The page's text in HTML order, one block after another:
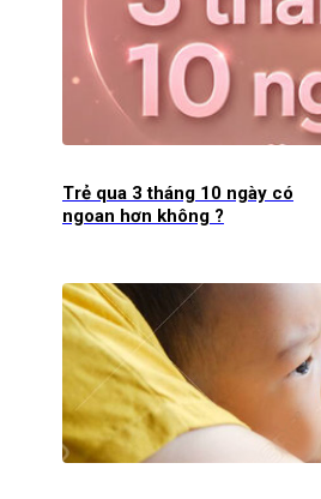
Trẻ qua 3 tháng 10 ngày có
ngoan hơn không ?